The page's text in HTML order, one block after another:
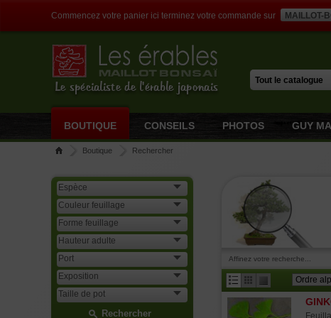
Commencez votre panier ici terminez votre commande sur MAILLOT-
Le spécialiste de l'érable japonais
BOUTIQUE CONSEILS PHOTOS GUY
Boutique Rechercher
Rechercher
Affinez votre recherche...